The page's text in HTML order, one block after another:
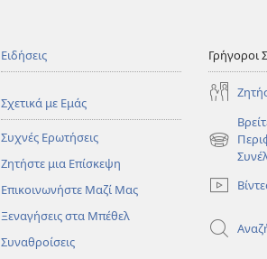
Ειδήσεις
Σχετικά με Εμάς
Συχνές Ερωτήσεις
Ζητήστε μια Επίσκεψη
Επικοινωνήστε Μαζί Μας
Ξεναγήσεις στα Μπέθελ
Συναθροίσεις
Γρήγοροι
(ανοίγει